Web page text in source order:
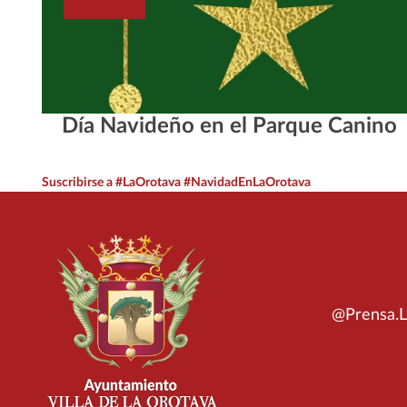
Día Navideño en el Parque Canino
Suscribirse a #LaOrotava #NavidadEnLaOrotava